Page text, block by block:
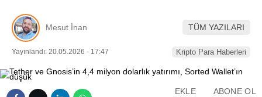
Mesut İnan TÜM YAZILARI
Yayınlandı: 20.05.2026 - 17:47 Kripto Para Haberleri
EKLE ABONE OL